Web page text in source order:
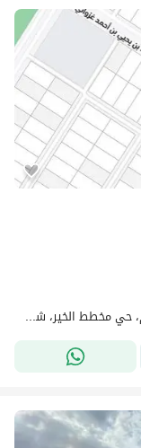
شارع شهيد الدين ثم الوطن أمجد بن يحيي بن أحم، حي مخطط الخير، شمال الرياض، الرياض